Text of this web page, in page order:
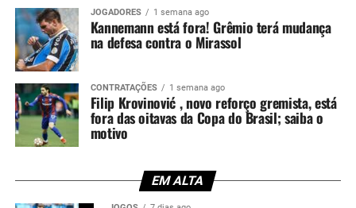
O lance que tirou Kannemann da partida ocorreu no dia
14 de maio, diante do Confiança-SE. Na ocasião, o
defensor entrou no intervalo para substituir Balbuena,
mas permaneceu pouco tempo em campo. Aos 29
minutos da etapa final, o árbitro Lucas Torezin mostrou
o segundo cartão amarelo e, na sequência, o vermelho.
Além da expulsão, a atuação gerou críticas entre os
advertências em menos de meia hora, comprometendo a
equipe em um momento importante do confronto.
JOGADORES 1 semana ago
Kannemann está fora! Grêmio terá mudança
na defesa contra o Mirassol
CONTRATAÇÕES 1 semana ago
Filip Krovinović , novo reforço gremista, está
fora das oitavas da Copa do Brasil; saiba o
motivo
EM ALTA